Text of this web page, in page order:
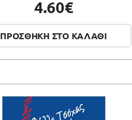
4.60€
ΠΡΟΣΘΗΚΗ ΣΤΟ ΚΑΛΑΘΙ